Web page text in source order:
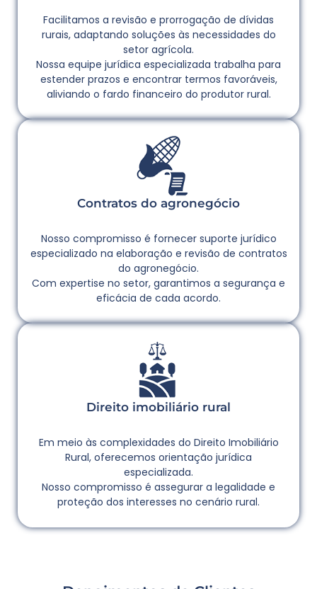
Facilitamos a revisão e prorrogação de dívidas
rurais, adaptando soluções às necessidades do
setor agrícola.
Nossa equipe jurídica especializada trabalha para
estender prazos e encontrar termos favoráveis,
aliviando o fardo financeiro do produtor rural.
Contratos do agronegócio
Nosso compromisso é fornecer suporte jurídico
especializado na elaboração e revisão de contratos
do agronegócio.
Com expertise no setor, garantimos a segurança e
eficácia de cada acordo.
Direito imobiliário rural
Em meio às complexidades do Direito Imobiliário
Rural, oferecemos orientação jurídica
especializada.
Nosso compromisso é assegurar a legalidade e
proteção dos interesses no cenário rural.